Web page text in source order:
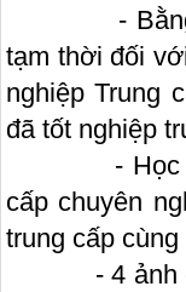
- Bằng tốt
tạm thời đối
nghiệp Trung
đã tốt nghiệp
- Học bạ
cấp chuyên
trung cấp
- 4 ảnh cỡ